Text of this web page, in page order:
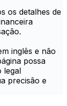
os detalhes de
inglês e não
possa
legal
precisão e